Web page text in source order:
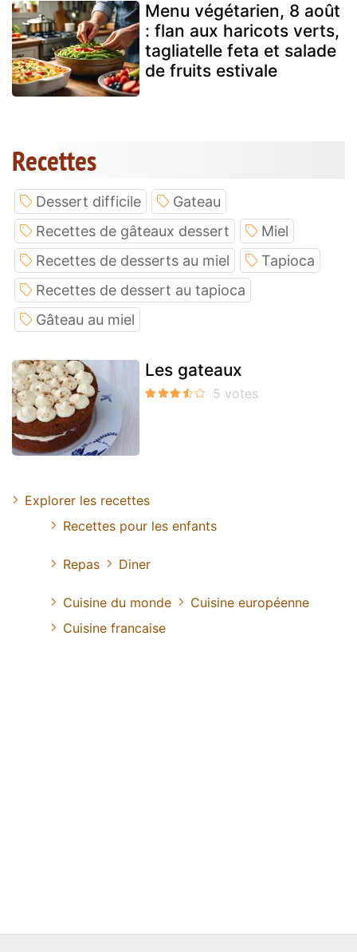
Menu végétarien, 8 août
: flan aux haricots verts,
tagliatelle feta et salade
de fruits estivale
Recettes
Dessert difficile
Gateau
Recettes de gâteaux dessert
Miel
Recettes de desserts au miel
Tapioca
Recettes de dessert au tapioca
Gâteau au miel
Les gateaux
Explorer les recettes
Recettes pour les enfants
Repas Diner
Cuisine du monde
Cuisine européenne
Cuisine francaise